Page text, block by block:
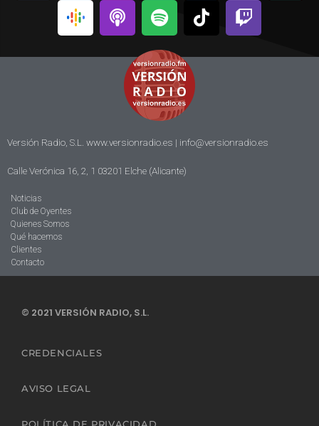
Versión Radio, S.L. www.versionradio.es | info@versionradio.es
Calle Verónica 16, 2, 1 03201 Elche (Alicante)
Noticias
Club de Oyentes
Quienes Somos
Qué hacemos
Clientes
Contacto
© 2021 VERSIÓN RADIO, S.L.
CREDENCIALES
AVISO LEGAL
POLÍTICA DE PRIVACIDAD